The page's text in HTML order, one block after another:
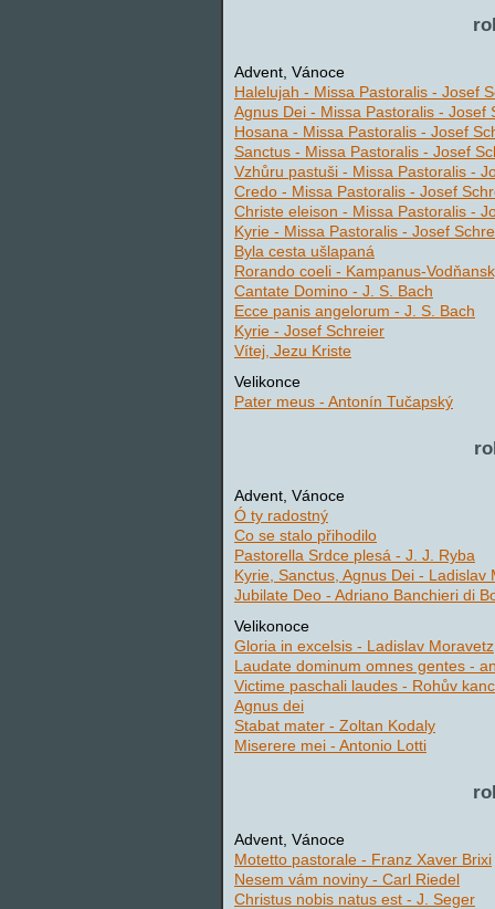
Advent, Vánoce
Halelujah - Missa Pastoralis - Josef
Agnus Dei - Missa Pastoralis - Josef
Hosana - Missa Pastoralis - Josef
Sanctus - Missa Pastoralis - Josef
Vzhůru pastuši - Missa Pastoralis -
Credo - Missa Pastoralis - Josef
Christe eleison - Missa Pastoralis -
Kyrie - Missa Pastoralis - Josef
Byla cesta ušlapaná
Rorando coeli - Kampanus-
Cantate Domino - J. S. Bach
Ecce panis angelorum - J. S. Bach
Kyrie - Josef Schreier
Vítej, Jezu Kriste
Velikonce
Pater meus - Antonín Tučapský
Advent, Vánoce
Ó ty radostný
Co se stalo přihodilo
Pastorella Srdce plesá - J. J. Ryba
Kyrie, Sanctus, Agnus Dei - Ladislav
Jubilate Deo - Adriano Banchieri di
Velikonoce
Gloria in excelsis - Ladislav Moravetz
Laudate dominum omnes gentes -
Victime paschali laudes - Rohův
Agnus dei
Stabat mater - Zoltan Kodaly
Miserere mei - Antonio Lotti
Advent, Vánoce
Motetto pastorale - Franz Xaver Brixi
Nesem vám noviny - Carl Riedel
Christus nobis natus est - J. Seger